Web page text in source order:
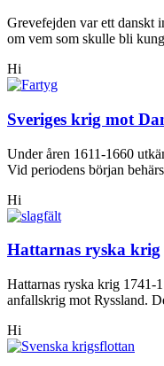
Grevefejden var ett danskt
om vem som skulle bli
Hi
Sveriges krig mot
Under åren 1611-1660
Vid periodens början
Hi
Hattarnas ryska krig
Hattarnas ryska krig 1741-
anfallskrig mot Ryssland.
Hi